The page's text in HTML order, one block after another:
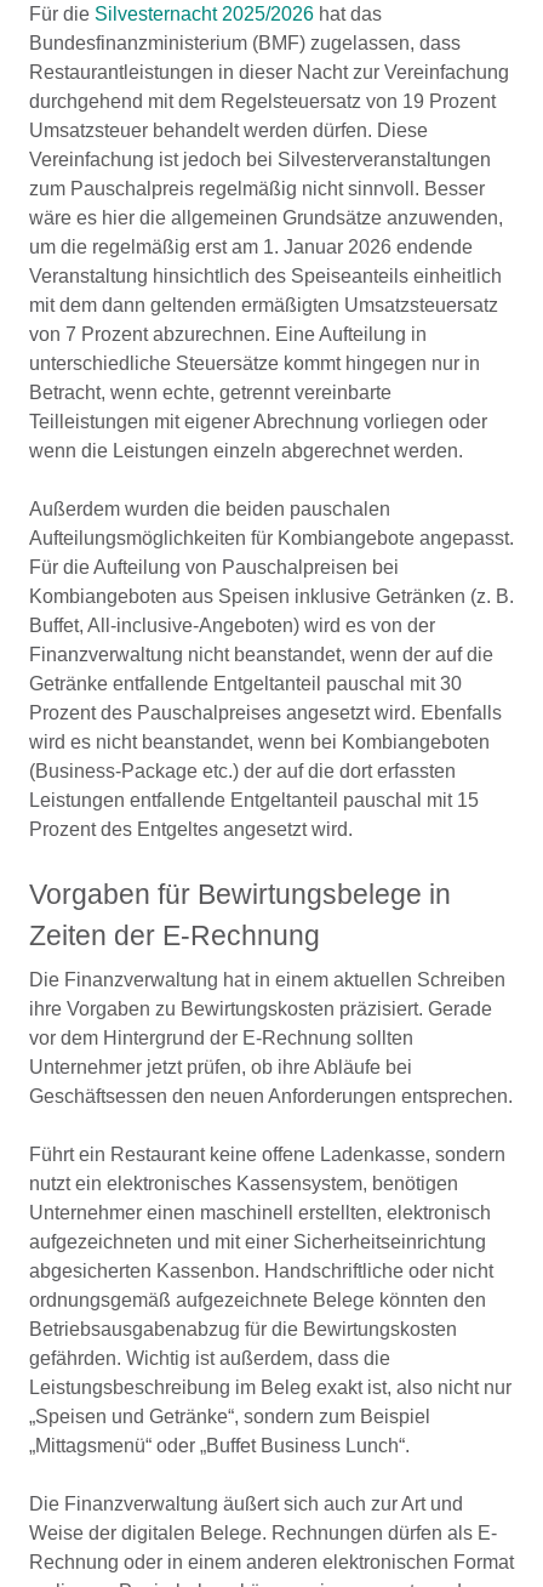
Für die Silvesternacht 2025/2026 hat das
Bundesfinanzministerium (BMF) zugelassen, dass
Restaurantleistungen in dieser Nacht zur Vereinfachung
durchgehend mit dem Regelsteuersatz von 19 Prozent
Umsatzsteuer behandelt werden dürfen. Diese
Vereinfachung ist jedoch bei Silvesterveranstaltungen
zum Pauschalpreis regelmäßig nicht sinnvoll. Besser
wäre es hier die allgemeinen Grundsätze anzuwenden,
um die regelmäßig erst am 1. Januar 2026 endende
Veranstaltung hinsichtlich des Speiseanteils einheitlich
mit dem dann geltenden ermäßigten Umsatzsteuersatz
von 7 Prozent abzurechnen. Eine Aufteilung in
unterschiedliche Steuersätze kommt hingegen nur in
Betracht, wenn echte, getrennt vereinbarte
Teilleistungen mit eigener Abrechnung vorliegen oder
wenn die Leistungen einzeln abgerechnet werden.
Außerdem wurden die beiden pauschalen
Aufteilungsmöglichkeiten für Kombiangebote angepasst.
Für die Aufteilung von Pauschalpreisen bei
Kombiangeboten aus Speisen inklusive Getränken (z. B.
Buffet, All-inclusive-Angeboten) wird es von der
Finanzverwaltung nicht beanstandet, wenn der auf die
Getränke entfallende Entgeltanteil pauschal mit 30
Prozent des Pauschalpreises angesetzt wird. Ebenfalls
wird es nicht beanstandet, wenn bei Kombiangeboten
(Business-Package etc.) der auf die dort erfassten
Leistungen entfallende Entgeltanteil pauschal mit 15
Prozent des Entgeltes angesetzt wird.
Vorgaben für Bewirtungsbelege in
Zeiten der E-Rechnung
Die Finanzverwaltung hat in einem aktuellen Schreiben
ihre Vorgaben zu Bewirtungskosten präzisiert. Gerade
vor dem Hintergrund der E-Rechnung sollten
Unternehmer jetzt prüfen, ob ihre Abläufe bei
Geschäftsessen den neuen Anforderungen entsprechen.
Führt ein Restaurant keine offene Ladenkasse, sondern
nutzt ein elektronisches Kassensystem, benötigen
Unternehmer einen maschinell erstellten, elektronisch
aufgezeichneten und mit einer Sicherheitseinrichtung
abgesicherten Kassenbon. Handschriftliche oder nicht
ordnungsgemäß aufgezeichnete Belege könnten den
Betriebsausgabenabzug für die Bewirtungskosten
gefährden. Wichtig ist außerdem, dass die
Leistungsbeschreibung im Beleg exakt ist, also nicht nur
„Speisen und Getränke“, sondern zum Beispiel
„Mittagsmenü“ oder „Buffet Business Lunch“.
Die Finanzverwaltung äußert sich auch zur Art und
Weise der digitalen Belege. Rechnungen dürfen als E-
Rechnung oder in einem anderen elektronischen Format